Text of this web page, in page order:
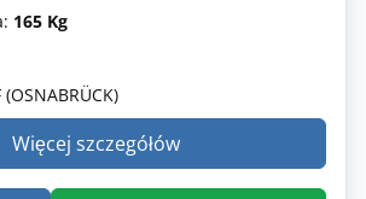
165 Kg
(OSNABRÜCK)
Więcej szczegółów